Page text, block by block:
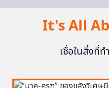
It's All
เชื่อในสิ่งที่ท